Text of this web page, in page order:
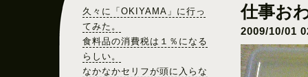
久々に「OKIYAMA」に行っ
てみた。
食料品の消費税は１％になる
らしい。
なかなかセリフが頭に入らな